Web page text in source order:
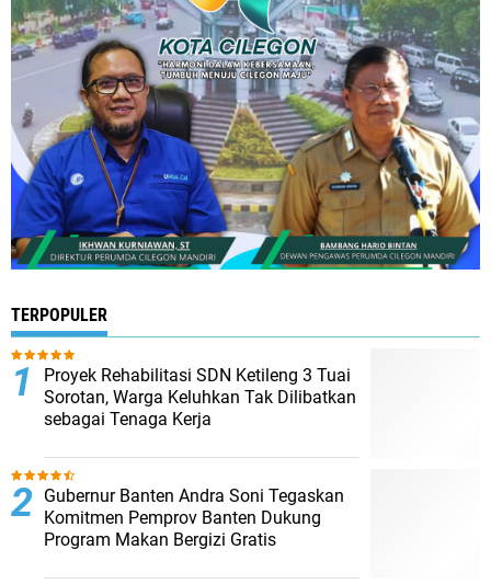
TERPOPULER
Proyek Rehabilitasi SDN Ketileng 3 Tuai
Sorotan, Warga Keluhkan Tak Dilibatkan
sebagai Tenaga Kerja
Gubernur Banten Andra Soni Tegaskan
Komitmen Pemprov Banten Dukung
Program Makan Bergizi Gratis